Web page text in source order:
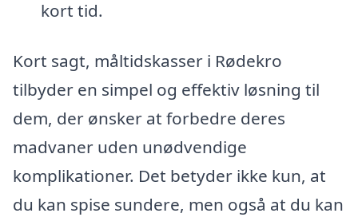
kort tid.
Kort sagt, måltidskasser i Rødekro
tilbyder en simpel og effektiv løsning til
dem, der ønsker at forbedre deres
madvaner uden unødvendige
komplikationer. Det betyder ikke kun, at
du kan spise sundere, men også at du kan